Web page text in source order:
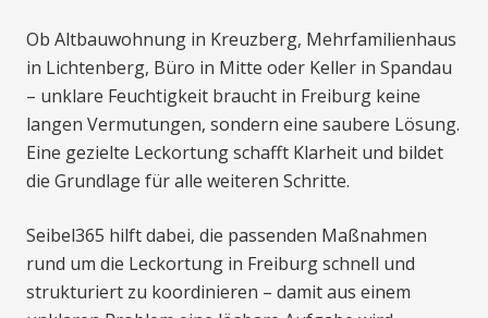
Ob Altbauwohnung in Kreuzberg, Mehrfamilienhaus
in Lichtenberg, Büro in Mitte oder Keller in Spandau
– unklare Feuchtigkeit braucht in Freiburg keine
langen Vermutungen, sondern eine saubere Lösung.
Eine gezielte Leckortung schafft Klarheit und bildet
die Grundlage für alle weiteren Schritte.
Seibel365 hilft dabei, die passenden Maßnahmen
rund um die Leckortung in Freiburg schnell und
strukturiert zu koordinieren – damit aus einem